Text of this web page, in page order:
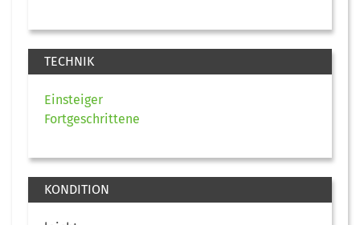
TECHNIK
Einsteiger
Fortgeschrittene
KONDITION